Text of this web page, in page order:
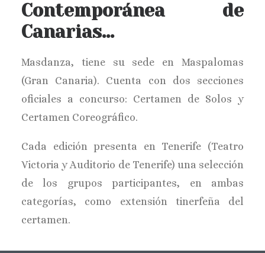
Contemporánea de
Canarias…
Masdanza, tiene su sede en Maspalomas
(Gran Canaria). Cuenta con dos secciones
oficiales a concurso: Certamen de Solos y
Certamen Coreográfico.
Cada edición presenta en Tenerife (Teatro
Victoria y Auditorio de Tenerife) una selección
de los grupos participantes, en ambas
categorías, como extensión tinerfeña del
certamen.